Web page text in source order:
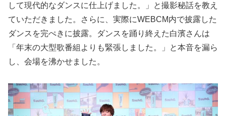
して現代的なダンスに仕上げました。」と撮影秘話を教え
ていただきました。さらに、実際にWEBCM内で披露した
ダンスを完ぺきに披露。ダンスを踊り終えた白濱さんは
「年末の大型歌番組よりも緊張しました。」と本音を漏ら
し、会場を沸かせました。